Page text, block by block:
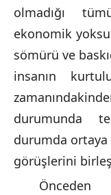
olmadığı
ekonomik
sömürü ve
insanın
durumunda
durumda
görüşlerini
Önceden